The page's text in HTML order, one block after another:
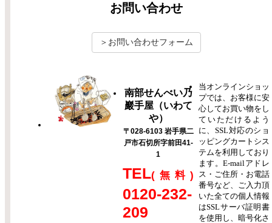
お問い合わせ
＞お問い合わせフォーム
南部せんべい乃
巖手屋（いわて
や）
〒028-6103 岩手県二
戸市石切所字前田41-
1
TEL(無料)
0120-232-
209
当オンラインショッ
プでは、お客様に安
心してお買い物をし
ていただけるよう
に、SSL対応のショ
ッピングカートシス
テムを利用しており
ます。E-mailアドレ
ス・ご住所・お電話
番号など、ご入力頂
いた全ての個人情報
はSSLサーバ証明書
を使用し、暗号化さ